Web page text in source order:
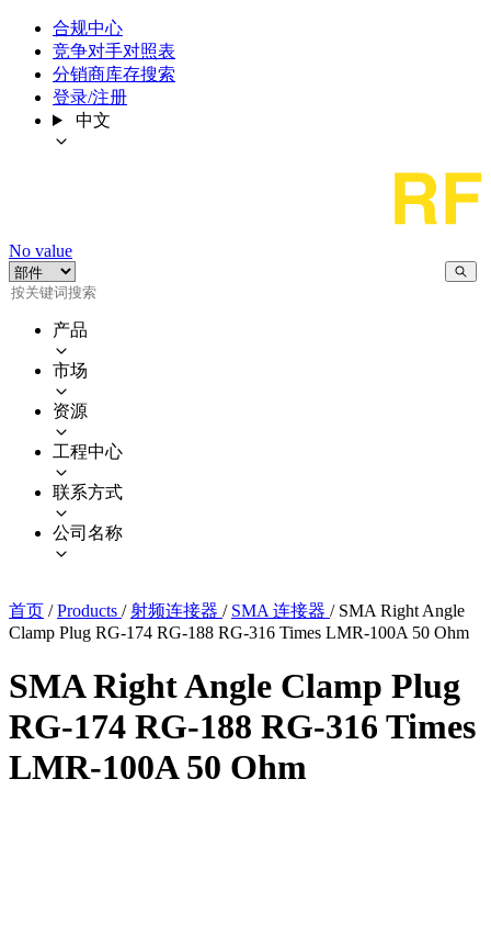
合规中心
竞争对手对照表
分销商库存搜索
登录/注册
中文
No value
产品
市场
资源
工程中心
联系方式
公司名称
首页 / Products / 射频连接器 / SMA 连接器 / SMA Right Angle
Clamp Plug RG-174 RG-188 RG-316 Times LMR-100A 50 Ohm
SMA Right Angle Clamp Plug
RG-174 RG-188 RG-316 Times
LMR-100A 50 Ohm